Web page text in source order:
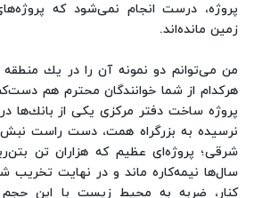
پروژه، درست انجام نمی‌شود كه
زمین مانده‌اند.
من می‌توانم دو نمونه آن را در یك منطقه
هركدام از شما خوانندگان محترم هم
پروژه ساخت دفتر مركزی یكی از بانك‌ها در
نرسیده به بزرگراه همت، دست راست
شرقی؛ پروژه‌ای عظیم كه هزاران تن
سال‌ها نیمه‌كاره ماند و در نهایت
كنار، ضربه به محیط زیست با این